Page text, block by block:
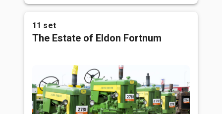
11 set
The Estate of Eldon Fortnum